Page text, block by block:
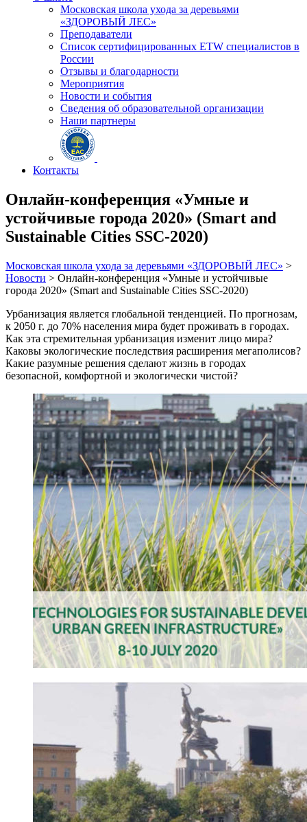
Московская школа ухода за деревьями
«ЗДОРОВЫЙ ЛЕС»
Преподаватели
Список сертифицированных ETW специалистов в
России
Отзывы и благодарности
Мероприятия
Новости и события
Сведения об образовательной организации
Наши партнеры
Контакты
Онлайн-конференция «Умные и
устойчивые города 2020» (Smart and
Sustainable Cities SSC-2020)
Московская школа ухода за деревьями «ЗДОРОВЫЙ ЛЕС» >
Новости > Онлайн-конференция «Умные и устойчивые
города 2020» (Smart and Sustainable Cities SSC-2020)
Урбанизация является глобальной тенденцией. По прогнозам,
к 2050 г. до 70% населения мира будет проживать в городах.
Как эта стремительная урбанизация изменит лицо мира?
Каковы экологические последствия расширения мегаполисов?
Какие разумные решения сделают жизнь в городах
безопасной, комфортной и экологически чистой?